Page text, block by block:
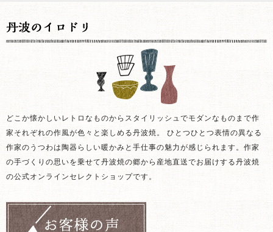
どこか懐かしいレトロなものからスタイリッシュでモダンなものまで作
家それぞれの作風が色々と楽しめる丹波焼。 ひとつひとつ表情の異なる
作家のうつわは陶器らしい暖かみと手仕事の魅力が感じられます。作家
の手づくりの思いを乗せて丹波焼の郷から産地直送でお届けする丹波焼
の公式オンラインセレクトショップです。